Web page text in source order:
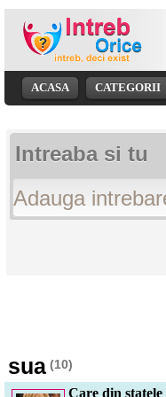
ACASA CATEGORII
Intreaba si tu
sua (10)
Care din